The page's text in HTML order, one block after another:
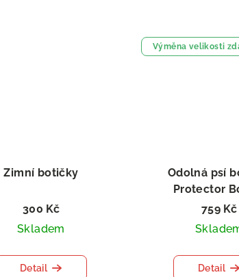
Zimní botičky
300 Kč
Skladem
Detail
Výměna velikosti
Odolná psí
Protector
výměna 759 Kč
Detail